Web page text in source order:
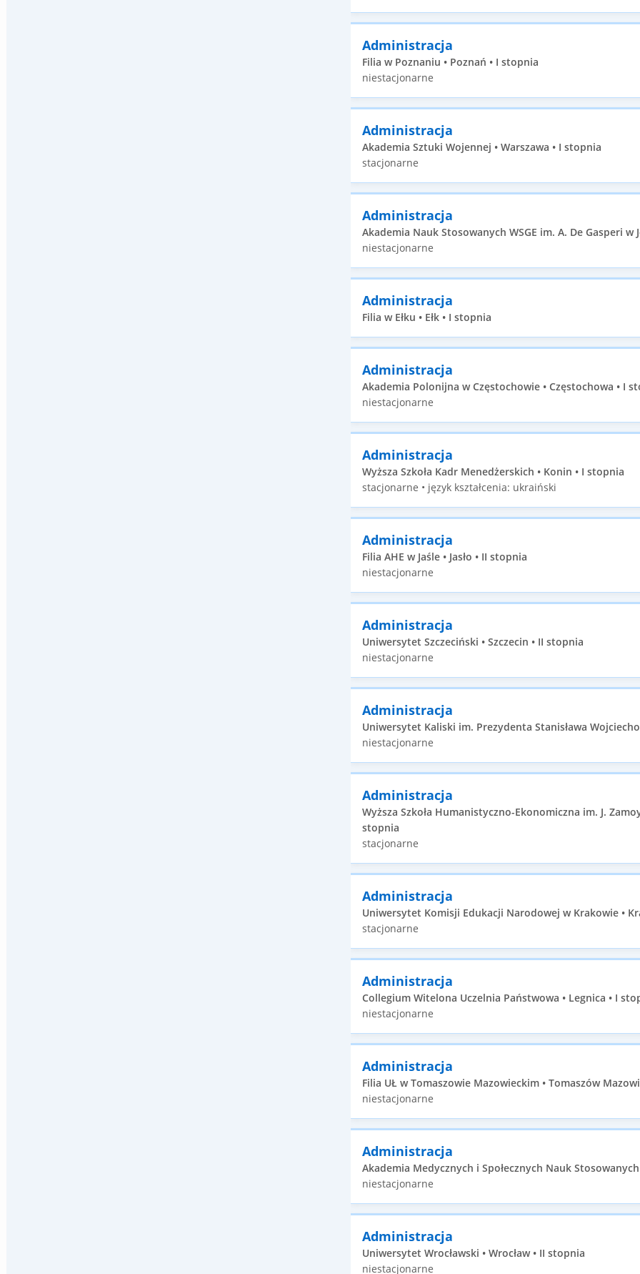
Administracja
Filia w Poznaniu • Poznań • I stopnia
niestacjonarne
Administracja
Akademia Sztuki Wojennej • Warszawa • I stopnia
stacjonarne
Administracja
Akademia Nauk Stosowanych WSGE im. A. De Gasperi w
niestacjonarne
Administracja
Filia w Ełku • Ełk • I stopnia
Administracja
Akademia Polonijna w Częstochowie • Częstochowa • I
niestacjonarne
Administracja
Wyższa Szkoła Kadr Menedżerskich • Konin • I stopnia
stacjonarne • język kształcenia: ukraiński
Administracja
Filia AHE w Jaśle • Jasło • II stopnia
niestacjonarne
Administracja
Uniwersytet Szczeciński • Szczecin • II stopnia
niestacjonarne
Administracja
Uniwersytet Kaliski im. Prezydenta Stanisława
niestacjonarne
Administracja
Wyższa Szkoła Humanistyczno-Ekonomiczna im. J.
stopnia
stacjonarne
Administracja
Uniwersytet Komisji Edukacji Narodowej w Krakowie •
stacjonarne
Administracja
Collegium Witelona Uczelnia Państwowa • Legnica • I
niestacjonarne
Administracja
Filia UŁ w Tomaszowie Mazowieckim • Tomaszów
niestacjonarne
Administracja
Akademia Medycznych i Społecznych Nauk
niestacjonarne
Administracja
Uniwersytet Wrocławski • Wrocław • II stopnia
niestacjonarne